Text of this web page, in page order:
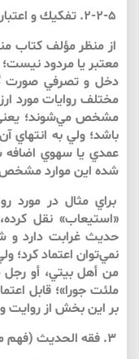
۲-۲-۵. تفكيك و اعتبارسنجي صدر و ذيل روايات
از منظر مؤلف كتاب
معتبر يا مردود
دخل و تصرفي صورت
مختلف روايات مورد
مشخص مي‌‌شوند؛
باشد؛ ولي به انتهاي
عمدي يا سهوي اضافه
شده اين موارد
براي مثال در مورد
«استيعاب» نقل
حديث غرابت دارد و
نمي‌‌توان اعتماد كرد؛
من أهل بيتي، أو رجل
ملئت جورا»؛ قابل
بر اين بخش از روايت
۳. فقه الحديث (فهم مراد و مفهوم حديث)